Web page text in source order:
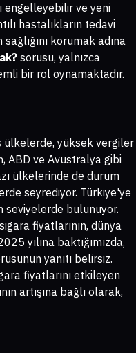
engelleyebilir ve yeni
hastalıkların tedavi
korumak adına
sorusu, yalnızca
bir rol oynamaktadır.
ülkelerde, yüksek vergiler
ABD ve Avustralya gibi
ülkelerinde de durum
seyrediyor. Türkiye'ye
seviyelerde bulunuyor.
fiyatlarının, dünya
yılına baktığımızda,
yanıtı belirsiz.
fiyatlarını etkileyen
artışına bağlı olarak,